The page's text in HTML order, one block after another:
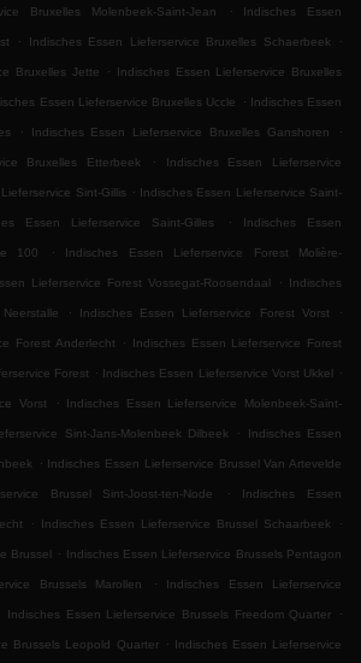
Bruxelles Molenbeek-Saint-Jean . Indisches Essen
. Indisches Essen Lieferservice Bruxelles Schaerbeek .
Bruxelles Jette . Indisches Essen Lieferservice Bruxelles
Essen Lieferservice Bruxelles Uccle . Indisches Essen
. Indisches Essen Lieferservice Bruxelles Ganshoren .
Bruxelles Etterbeek . Indisches Essen Lieferservice
Sint-Gillis . Indisches Essen Lieferservice Saint-
Essen Lieferservice Saint-Gilles . Indisches Essen
100 . Indisches Essen Lieferservice Forest Molière-
Lieferservice Forest Vossegat-Roosendaal . Indisches
. Indisches Essen Lieferservice Forest Vorst .
Forest Anderlecht . Indisches Essen Lieferservice Forest
Forest . Indisches Essen Lieferservice Vorst Ukkel .
Vorst . Indisches Essen Lieferservice Molenbeek-Saint-
Sint-Jans-Molenbeek Dilbeek . Indisches Essen
. Indisches Essen Lieferservice Brussel Van Artevelde
Brussel Sint-Joost-ten-Node . Indisches Essen
. Indisches Essen Lieferservice Brussel Schaarbeek .
Brussel . Indisches Essen Lieferservice Brussels Pentagon
Brussels Marollen . Indisches Essen Lieferservice
Indisches Essen Lieferservice Brussels Freedom Quarter .
Brussels Leopold Quarter . Indisches Essen Lieferservice